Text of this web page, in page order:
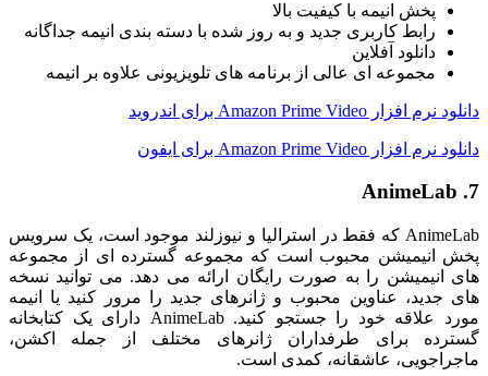
پخش انیمه با کیفیت بالا
رابط کاربری جدید و به روز شده با دسته بندی انیمه جداگانه
دانلود آفلاین
مجموعه ای عالی از برنامه های تلویزیونی علاوه بر انیمه
دانلود نرم افزار Amazon Prime Video برای اندروید
دانلود نرم افزار Amazon Prime Video برای ایفون
7. AnimeLab
AnimeLab که فقط در استرالیا و نیوزلند موجود است، یک سرویس
پخش انیمیشن محبوب است که مجموعه گسترده ای از مجموعه
های انیمیشن را به صورت رایگان ارائه می دهد. می توانید نسخه
های جدید، عناوین محبوب و ژانرهای جدید را مرور کنید یا انیمه
مورد علاقه خود را جستجو کنید. AnimeLab دارای یک کتابخانه
گسترده برای طرفداران ژانرهای مختلف از جمله اکشن،
ماجراجویی، عاشقانه، کمدی است.